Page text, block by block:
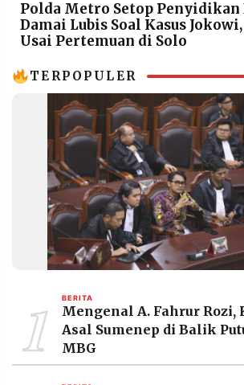
SERVICE
IKUTI
RESOLUSI
MEDIA
©
Resolusi.co
-
Polda Metro Setop Penyidikan
Damai Lubis Soal Kasus
Usai Pertemuan di Solo
TERPOPULER
1 BERITA
Mengenal A. Fahrur Rozi,
Asal Sumenep di Balik
MBG